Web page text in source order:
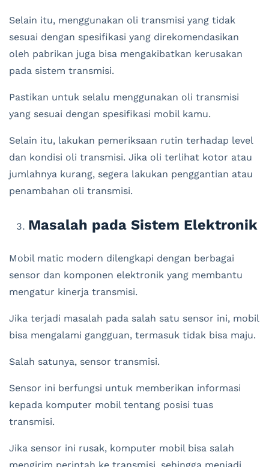
Selain itu, menggunakan oli transmisi yang tidak
sesuai dengan spesifikasi yang direkomendasikan
oleh pabrikan juga bisa mengakibatkan kerusakan
pada sistem transmisi.
Pastikan untuk selalu menggunakan oli transmisi
yang sesuai dengan spesifikasi mobil kamu.
Selain itu, lakukan pemeriksaan rutin terhadap level
dan kondisi oli transmisi. Jika oli terlihat kotor atau
jumlahnya kurang, segera lakukan penggantian atau
penambahan oli transmisi.
Masalah pada Sistem Elektronik
Mobil matic modern dilengkapi dengan berbagai
sensor dan komponen elektronik yang membantu
mengatur kinerja transmisi.
Jika terjadi masalah pada salah satu sensor ini, mobil
bisa mengalami gangguan, termasuk tidak bisa maju.
Salah satunya, sensor transmisi.
Sensor ini berfungsi untuk memberikan informasi
kepada komputer mobil tentang posisi tuas
transmisi.
Jika sensor ini rusak, komputer mobil bisa salah